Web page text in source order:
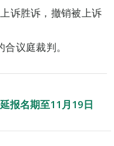
诉胜诉，撤销被上诉
议庭裁判。
报名期至11月19日